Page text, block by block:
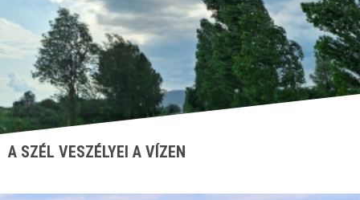
A SZÉL VESZÉLYEI A VÍZEN